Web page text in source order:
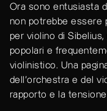
Ora sono entusiasta
non potrebbe essere
per violino di
popolari e
violinistico. Una
dell'orchestra e del
rapporto e la